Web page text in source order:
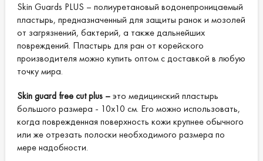
Skin Guards PLUS – полиуретановый водонепроницаемый
пластырь, предназначенный для защиты ранок и мозолей
от загрязнений, бактерий, а также дальнейших
повреждений. Пластырь для ран от корейского
производителя можно купить оптом с доставкой в любую
точку мира.
Skin guard free cut plus –это медицинский пластырь
большого размера - 10х10 см. Его можно использовать,
когда поврежденная поверхность кожи крупнее обычного
или же отрезать полоски необходимого размера по
мере надобности.